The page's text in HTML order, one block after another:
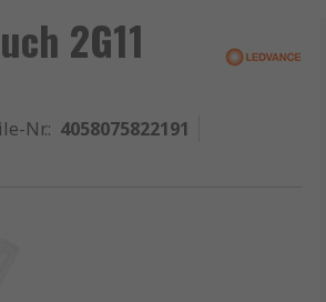
2G11
Nr.: 4058075822191